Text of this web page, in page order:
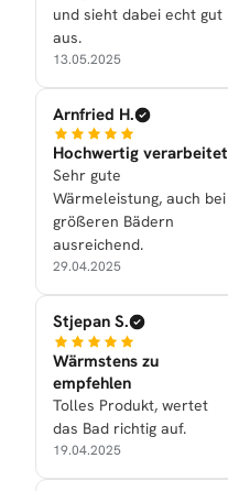
und sieht dabei echt gut
aus.
13.05.2025
Arnfried H.
Hochwertig verarbeitet
Sehr gute
Wärmeleistung, auch bei
größeren Bädern
ausreichend.
29.04.2025
Stjepan S.
Wärmstens zu
empfehlen
Tolles Produkt, wertet
das Bad richtig auf.
19.04.2025